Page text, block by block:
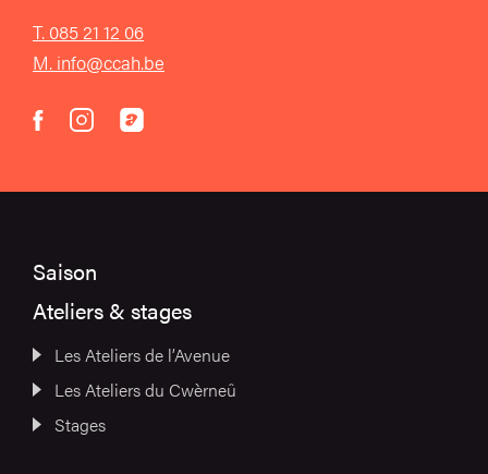
T. 085 21 12 06
M. info@ccah.be
facebook
instagram
acast
Saison
Ateliers & stages
Les Ateliers de l’Avenue
Les Ateliers du Cwèrneû
Stages